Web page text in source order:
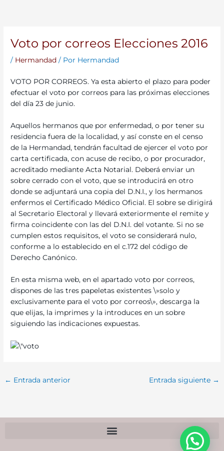
Voto por correos Elecciones 2016
/ Hermandad / Por Hermandad
VOTO POR CORREOS. Ya esta abierto el plazo para poder
efectuar el voto por correos para las próximas elecciones
del día 23 de junio.
Aquellos hermanos que por enfermedad, o por tener su
residencia fuera de la localidad, y así conste en el censo
de la Hermandad, tendrán facultad de ejercer el voto por
carta certificada, con acuse de recibo, o por procurador,
acreditado mediante Acta Notarial. Deberá enviar un
sobre cerrado con el voto, que se introducirá en otro
donde se adjuntará una copia del D.N.I., y los hermanos
enfermos el Certificado Médico Oficial. El sobre se dirigirá
al Secretario Electoral y llevará exteriormente el remite y
firma coincidente con las del D.N.I. del votante. Si no se
cumplen estos requisitos, el voto se considerará nulo,
conforme a lo establecido en el c.172 del código de
Derecho Canónico.
En esta misma web, en el apartado voto por correos,
dispones de las tres papeletas existentes \»solo y
exclusivamente para el voto por correos\», descarga la
que elijas, la imprimes y la introduces en un sobre
siguiendo las indicaciones expuestas.
← Entrada anterior Entrada siguiente →